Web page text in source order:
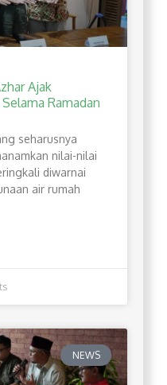
Ajak
Ramadan
seharusnya
nilai-nilai
diwarnai
air rumah
NEWS